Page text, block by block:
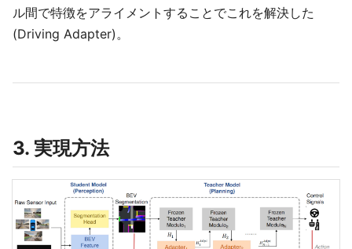
ル間で特徴をアライメントすることでこれを解決した
(Driving Adapter)。
3. 実現方法